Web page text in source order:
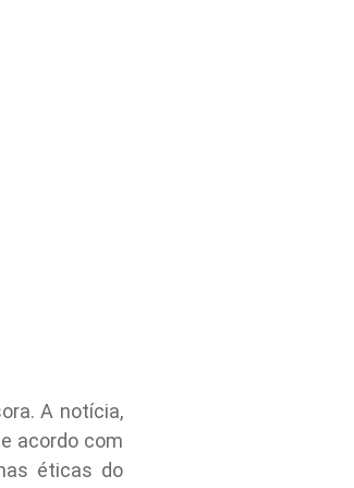
A notícia,
acordo com
éticas do